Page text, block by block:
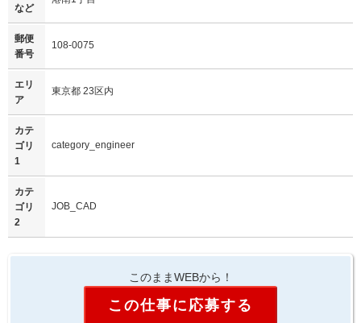
など
郵便
番号
108-0075
エリ
ア
東京都 23区内
カテ
ゴリ
1
category_engineer
カテ
ゴリ
2
JOB_CAD
このままWEBから！
この仕事に応募する